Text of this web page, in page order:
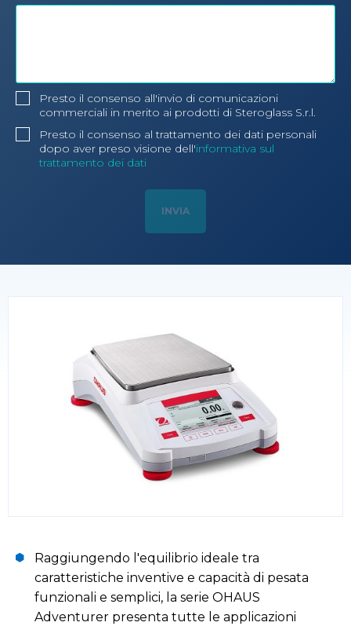
Presto il consenso all'invio di comunicazioni
commerciali in merito ai prodotti di Steroglass S.r.l.
Presto il consenso al trattamento dei dati personali
dopo aver preso visione dell'informativa sul
trattamento dei dati
Raggiungendo l'equilibrio ideale tra
caratteristiche inventive e capacità di pesata
funzionali e semplici, la serie OHAUS
Adventurer presenta tutte le applicazioni